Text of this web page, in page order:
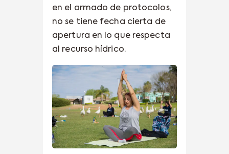
en el armado de protocolos,
no se tiene fecha cierta de
apertura en lo que respecta
al recurso hídrico.